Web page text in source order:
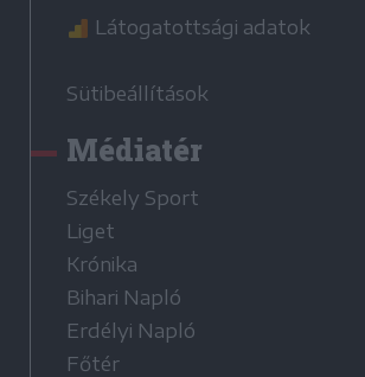
Látogatottsági adatok
Sütibeállítások
Médiatér
Székely Sport
Liget
Krónika
Bihari Napló
Erdélyi Napló
Főtér